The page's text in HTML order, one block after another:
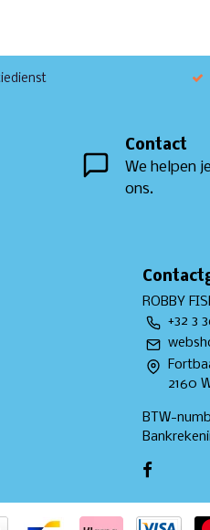
Contact
We helpen
ons.
ROBBY
+32 3
2160
BTW-